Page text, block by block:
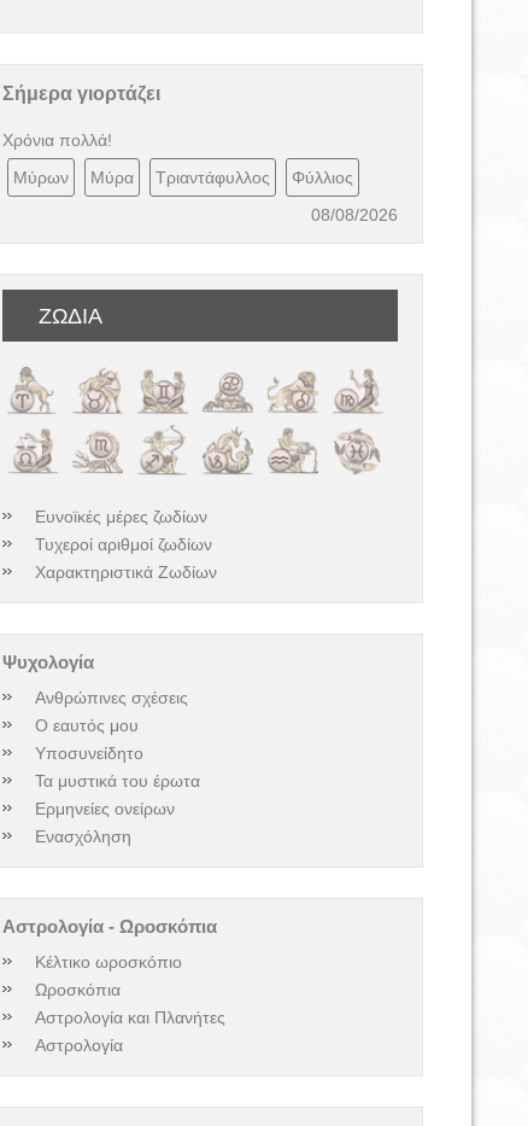
Σήμερα γιορτάζει
Χρόνια πολλά!
Μύρων
Μύρα Τριαντάφυλλος
Φύλλιος
08/08/2026
ΖΩΔΙΑ
Ευνοϊκές μέρες ζωδίων
Τυχεροί αριθμοί ζωδίων
Χαρακτηριστικά Ζωδίων
Ψυχολογία
Ανθρώπινες σχέσεις
Ο εαυτός μου
Υποσυνείδητο
Τα μυστικά του έρωτα
Ερμηνείες ονείρων
Ενασχόληση
Αστρολογία - Ωροσκόπια
Κέλτικο ωροσκόπιο
Ωροσκόπια
Αστρολογία και Πλανήτες
Αστρολογία